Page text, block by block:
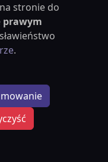
stronie do
prawym
.